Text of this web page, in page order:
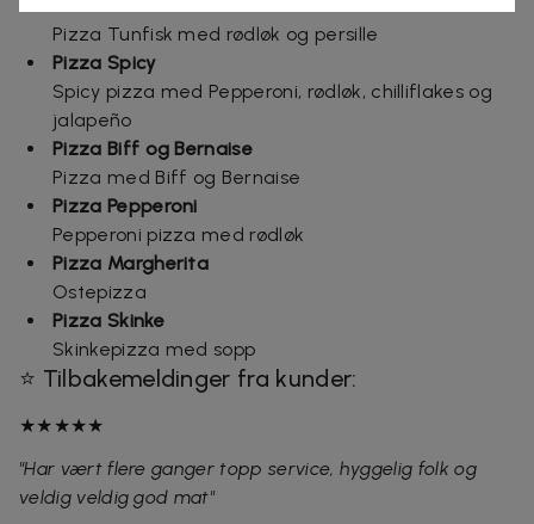
Pizza Tunfisk med rødløk og persille
Pizza Spicy
Spicy pizza med Pepperoni, rødløk, chilliflakes og
jalapeño
Pizza Biff og Bernaise
Pizza med Biff og Bernaise
Pizza Pepperoni
Pepperoni pizza med rødløk
Pizza Margherita
Ostepizza
Pizza Skinke
Skinkepizza med sopp
⭐ Tilbakemeldinger fra kunder:
★★★★★
"Har vært flere ganger topp service, hyggelig folk og
veldig veldig god mat"